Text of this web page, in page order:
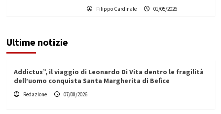
Filippo Cardinale 01/05/2026
Ultime notizie
Addictus”, il viaggio di Leonardo Di Vita dentro le fragilità
dell’uomo conquista Santa Margherita di Belìce
Redazione 07/08/2026